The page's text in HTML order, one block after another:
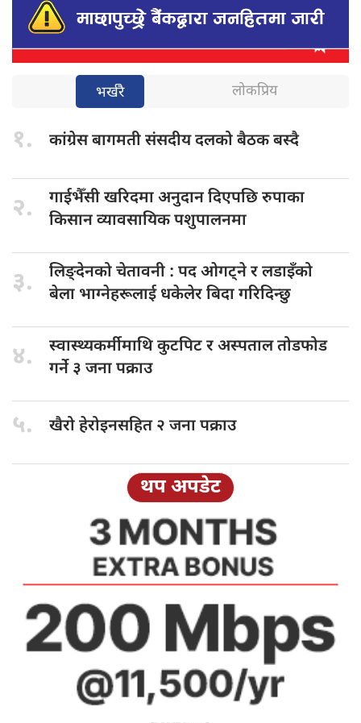
भर्खरै लोकप्रिय
१. कांग्रेस बागमतीसंसदीय दलको बैठक बस्दै
२. गाईभैँसी खरिदमाअनुदान दिएपछि रुपाका
किसान व्यावसायिक पशुपालनमा
३. लिङ्देनको चेतावनी : पद ओगट्ने र लडाइँको
बेला भाग्नेहरूलाई धकेलेर बिदा गरिदिन्छु
४. स्वास्थ्यकर्मीमाथि कुटपिटर अस्पताल तोडफोड
गर्ने ३ जना पक्राउ
५. खैरो हेरोइनसहित२ जना पक्राउ
थप अपडेट